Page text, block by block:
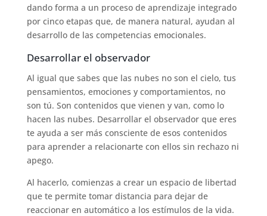
dando forma a un proceso de aprendizaje integrado
por cinco etapas que, de manera natural, ayudan al
desarrollo de las competencias emocionales.
Desarrollar el observador
Al igual que sabes que las nubes no son el cielo, tus
pensamientos, emociones y comportamientos, no
son tú. Son contenidos que vienen y van, como lo
hacen las nubes. Desarrollar el observador que eres
te ayuda a ser más consciente de esos contenidos
para aprender a relacionarte con ellos sin rechazo ni
apego.
Al hacerlo, comienzas a crear un espacio de libertad
que te permite tomar distancia para dejar de
reaccionar en automático a los estímulos de la vida.